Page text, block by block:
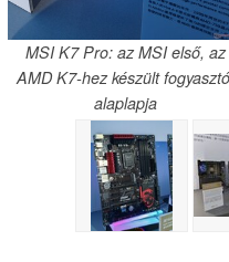
MSI K7 Pro: az MSI első, az
AMD K7-hez készült
alaplapja